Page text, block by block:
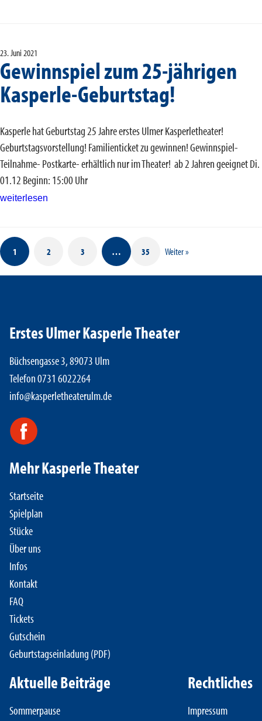
23. Juni 2021
Gewinnspiel zum 25-jährigen
Kasperle-Geburtstag!
Kasperle hat Geburtstag 25 Jahre erstes Ulmer Kasperletheater!
Geburtstagsvorstellung! Familienticket zu gewinnen! Gewinnspiel-
Teilnahme- Postkarte- erhältlich nur im Theater! ab 2 Jahren geeignet Di.
01.12 Beginn: 15:00 Uhr
weiterlesen
1 2 3 … 35 Weiter »
Erstes Ulmer Kasperle Theater
Büchsengasse 3, 89073 Ulm
Telefon 0731 6022264
info@kasperletheaterulm.de
Mehr Kasperle Theater
Startseite
Spielplan
Stücke
Über uns
Infos
Kontakt
FAQ
Tickets
Gutschein
Geburtstagseinladung (PDF)
Aktuelle Beiträge
Sommerpause
Rechtliches
Impressum